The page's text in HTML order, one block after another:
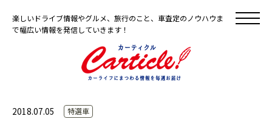
楽しいドライブ情報やグルメ、旅行のこと、車査定のノウハウま
で幅広い情報を発信していきます！
2018.07.05 特選車